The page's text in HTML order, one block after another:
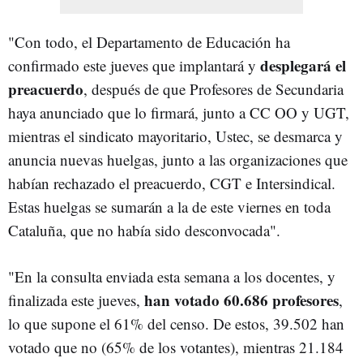
"Con todo, el Departamento de Educación ha
confirmado este jueves que implantará y desplegará el
preacuerdo, después de que Profesores de Secundaria
haya anunciado que lo firmará, junto a CC OO y UGT,
mientras el sindicato mayoritario, Ustec, se desmarca y
anuncia nuevas huelgas, junto a las organizaciones que
habían rechazado el preacuerdo, CGT e Intersindical.
Estas huelgas se sumarán a la de este viernes en toda
Cataluña, que no había sido desconvocada".
"En la consulta enviada esta semana a los docentes, y
finalizada este jueves, han votado 60.686 profesores,
lo que supone el 61% del censo. De estos, 39.502 han
votado que no (65% de los votantes), mientras 21.184